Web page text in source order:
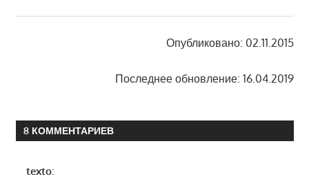
Опубликовано: 02.11.2015
Последнее обновление: 16.04.2019
8 КОММЕНТАРИЕВ
texto: